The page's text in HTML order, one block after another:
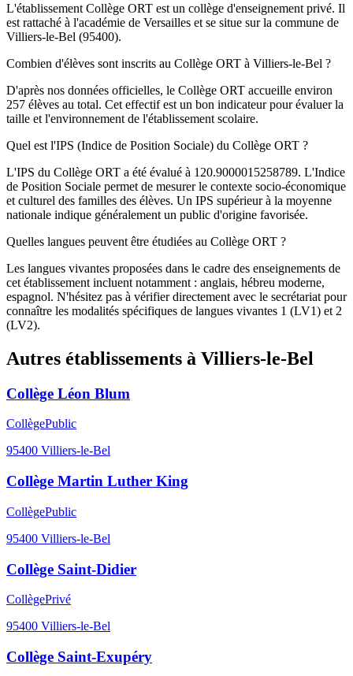
L'établissement Collège ORT est un collège d'enseignement privé. Il
est rattaché à l'académie de Versailles et se situe sur la commune de
Villiers-le-Bel (95400).
Combien d'élèves sont inscrits au Collège ORT à Villiers-le-Bel ?
D'après nos données officielles, le Collège ORT accueille environ
257 élèves au total. Cet effectif est un bon indicateur pour évaluer la
taille et l'environnement de l'établissement scolaire.
Quel est l'IPS (Indice de Position Sociale) du Collège ORT ?
L'IPS du Collège ORT a été évalué à 120.9000015258789. L'Indice
de Position Sociale permet de mesurer le contexte socio-économique
et culturel des familles des élèves. Un IPS supérieur à la moyenne
nationale indique généralement un public d'origine favorisée.
Quelles langues peuvent être étudiées au Collège ORT ?
Les langues vivantes proposées dans le cadre des enseignements de
cet établissement incluent notamment : anglais, hébreu moderne,
espagnol. N'hésitez pas à vérifier directement avec le secrétariat pour
connaître les modalités spécifiques de langues vivantes 1 (LV1) et 2
(LV2).
Autres établissements à Villiers-le-Bel
Collège Léon Blum
CollègePublic
95400 Villiers-le-Bel
Collège Martin Luther King
CollègePublic
95400 Villiers-le-Bel
Collège Saint-Didier
CollègePrivé
95400 Villiers-le-Bel
Collège Saint-Exupéry